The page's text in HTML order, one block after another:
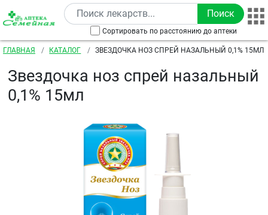
Перейти к основному содержанию
Сортировать по расстоянию до аптеки
Строка навигации
ГЛАВНАЯ КАТАЛОГ ЗВЕЗДОЧКА НОЗ СПРЕЙ НАЗАЛЬНЫЙ 0,1% 15МЛ
Звездочка ноз спрей назальный
0,1% 15мл